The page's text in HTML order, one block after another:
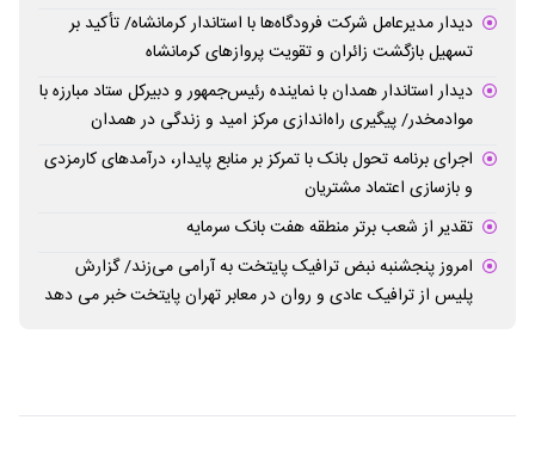
دیدار مدیرعامل شرکت فرودگاه‌ها با استاندار کرمانشاه/ تأکید بر
تسهیل بازگشت زائران و تقویت پروازهای کرمانشاه
دیدار استاندار همدان با نماینده رئیس‌جمهور و دبیرکل ستاد مبارزه با
موادمخدر/ پیگیری راه‌اندازی مرکز امید و زندگی در همدان
اجرای برنامه تحول بانک با تمرکز بر منابع پایدار، درآمدهای کارمزدی
و بازسازی اعتماد مشتریان
تقدیر از شعب برتر منطقه هفت بانک سرمایه
امروز پنجشنبه نبض ترافیک پایتخت به آرامی می‌زند/ گزارش
پلیس از ترافیک عادی و روان در معابر تهران پایتخت خبر می دهد